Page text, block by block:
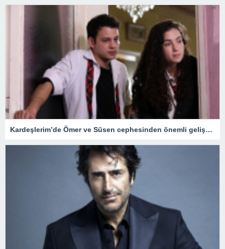
Kardeşlerim’de Ömer ve Süsen cephesinden önemli gelişmeler